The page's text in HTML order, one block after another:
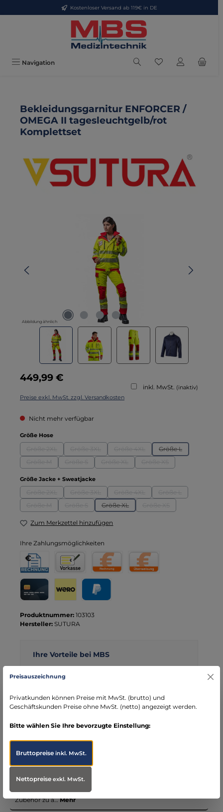
Zum Hauptinhalt springenKostenloser Versand ab 119€ in DE
Navigation Du hast 0
Bekleidungsgarnitur ENFORCER /
OMEGA II tagesleuchtgelb/rot
Komplettset
Abbildung ähnlich
Regulärer Preis:
449,99 €
inkl. MwSt. (inaktiv)
Preise exkl. MwSt. zzgl. Versandkosten
Nicht mehr verfügbar
Größe Hoseauswählen
(Diese Option ist zurzeit nicht verfügbar.)
(Diese Option ist zurzeit nicht
Größe L
(Diese Option ist
(Diese Option ist zurzeit nicht verfügbar.)
(Diese Option ist zurzeit nicht verfügbar.)
(Diese Option ist zurzeit nicht
(Diese Option ist zurzeit
Größe Jacke + Sweatjackeauswählen
(Diese Option ist zurzeit nicht verfügbar.)
(Diese Option ist zurzeit nicht verfügbar.)
(Diese Option ist zurzeit nicht
(Diese Option ist
(Diese Option ist zurzeit nicht verfügbar.)
(Diese Option ist zurzeit nicht verfügbar.)
Größe XL
(Diese Option ist zurzeit nicht
(Diese Option ist
Zum Merkzettel hinzufügen
Ihre Zahlungsmöglichkeiten
Rechnung
Rechnung für Behörden
Vorkasse
Produktnummer: 103103
Hersteller: SUTURA
Ihre Vorteile bei MBS
DE)
seit über 15 Jahren kompetenter Partner im
Bereich Notfallmedizin
Beschreibung
Unsere Einsatzbekleidungssystem - nicht nur für Notärzte -
vereinigen passende Jacken, Hosen und entsprechendes
Zubehör zu a…Mehr
Preisauszeichnung
Privatkunden können Preise mit MwSt. (brutto) und
Geschäftskunden Preise ohne MwSt. (netto) angezeigt werden.
Bitte wählen Sie Ihre bevorzugte Einstellung:
Bruttopreiseinkl. MwSt.
Nettopreiseexkl. MwSt.